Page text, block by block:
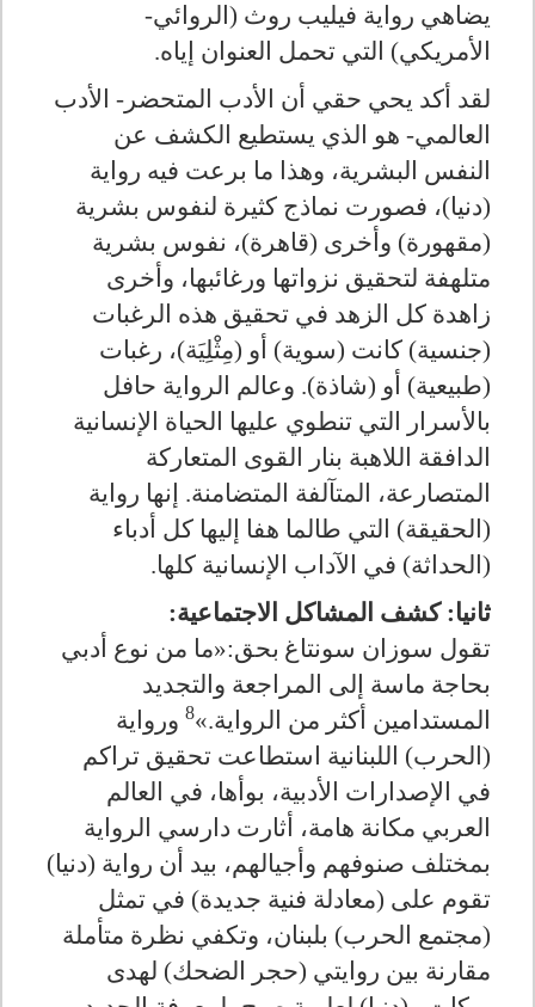
يضاهي رواية فيليب روث (الروائي-
الأمريكي) التي تحمل العنوان إياه.
لقد أكد يحي حقي أن الأدب المتحضر- الأدب
العالمي- هو الذي يستطيع الكشف عن
النفس البشرية، وهذا ما برعت فيه رواية
(دنيا)، فصورت نماذج كثيرة لنفوس بشرية
(مقهورة) وأخرى (قاهرة)، نفوس بشرية
متلهفة لتحقيق نزواتها ورغائبها، وأخرى
زاهدة كل الزهد في تحقيق هذه الرغبات
(جنسية) كانت (سوية) أو (مِثْلِيَة)، رغبات
(طبيعية) أو (شاذة). وعالم الرواية حافل
بالأسرار التي تنطوي عليها الحياة الإنسانية
الدافقة اللاهبة بنار القوى المتعاركة
المتصارعة، المتآلفة المتضامنة. إنها رواية
(الحقيقة) التي طالما هفا إليها كل أدباء
(الحداثة) في الآداب الإنسانية كلها.
ثانيا: كشف المشاكل الاجتماعية:
تقول سوزان سونتاغ بحق:«ما من نوع أدبي
بحاجة ماسة إلى المراجعة والتجديد
المستدامين أكثر من الرواية.»8 ورواية
(الحرب) اللبنانية استطاعت تحقيق تراكم
في الإصدارات الأدبية، بوأها، في العالم
العربي مكانة هامة، أثارت دارسي الرواية
بمختلف صنوفهم وأجيالهم، بيد أن رواية (دنيا)
تقوم على (معادلة فنية جديدة) في تمثل
(مجتمع الحرب) بلبنان، وتكفي نظرة متأملة
مقارنة بين روايتي (حجر الضحك) لهدى